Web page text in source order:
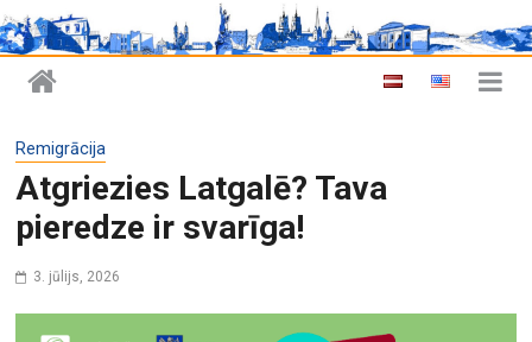
Remigrācija
Atgriezies Latgalē? Tava
pieredze ir svarīga!
3. jūlijs, 2026